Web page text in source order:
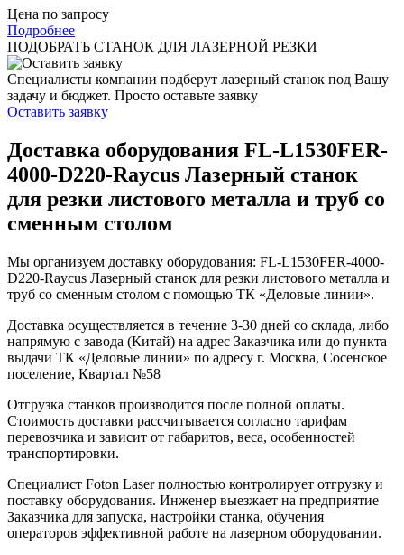
Цена по запросу
Подробнее
ПОДОБРАТЬ СТАНОК ДЛЯ ЛАЗЕРНОЙ РЕЗКИ
Специалисты компании подберут лазерный станок под Вашу
задачу и бюджет. Просто оставьте заявку
Оставить заявку
Доставка оборудования FL-L1530FER-
4000-D220-Raycus Лазерный станок
для резки листового металла и труб со
сменным столом
Мы организуем доставку оборудования: FL-L1530FER-4000-
D220-Raycus Лазерный станок для резки листового металла и
труб со сменным столом с помощью ТК «Деловые линии».
Доставка осуществляется в течение 3-30 дней со склада, либо
напрямую с завода (Китай) на адрес Заказчика или до пункта
выдачи ТК «Деловые линии» по адресу г. Москва, Сосенское
поселение, Квартал №58
Отгрузка станков производится после полной оплаты.
Стоимость доставки рассчитывается согласно тарифам
перевозчика и зависит от габаритов, веса, особенностей
транспортировки.
Специалист Foton Laser полностью контролирует отгрузку и
поставку оборудования. Инженер выезжает на предприятие
Заказчика для запуска, настройки станка, обучения
операторов эффективной работе на лазерном оборудовании.